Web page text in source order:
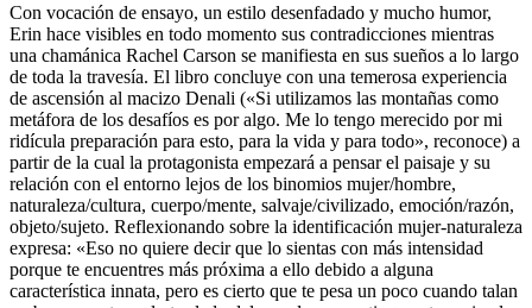
Con vocación de ensayo, un estilo desenfadado y mucho humor,
Erin hace visibles en todo momento sus contradicciones mientras
una chamánica Rachel Carson se manifiesta en sus sueños a lo largo
de toda la travesía. El libro concluye con una temerosa experiencia
de ascensión al macizo Denali («Si utilizamos las montañas como
metáfora de los desafíos es por algo. Me lo tengo merecido por mi
ridícula preparación para esto, para la vida y para todo», reconoce) a
partir de la cual la protagonista empezará a pensar el paisaje y su
relación con el entorno lejos de los binomios mujer/hombre,
naturaleza/cultura, cuerpo/mente, salvaje/civilizado, emoción/razón,
objeto/sujeto. Reflexionando sobre la identificación mujer-naturaleza
expresa: «Eso no quiere decir que lo sientas con más intensidad
porque te encuentres más próxima a ello debido a alguna
característica innata, pero es cierto que te pesa un poco cuando talan